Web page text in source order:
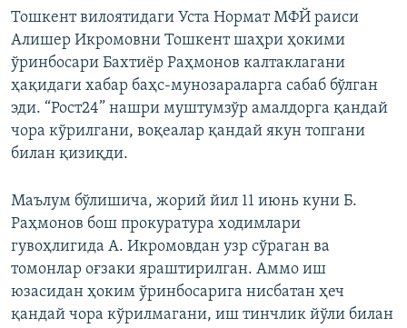
Тошкент вилоятидаги Уста Нормат МФЙ раиси
Алишер Икромовни Тошкент шаҳри ҳокими
ўринбосари Бахтиёр Раҳмонов калтаклагани
ҳақидаги хабар баҳс-мунозараларга сабаб бўлган
эди. “Рост24” нашри муштумзўр амалдорга қандай
чора кўрилгани, воқеалар қандай якун топгани
билан қизиқди.
Маълум бўлишича, жорий йил 11 июнь куни Б.
Раҳмонов бош прокуратура ходимлари
гувоҳлигида А. Икромовдан узр сўраган ва
томонлар оғзаки яраштирилган. Аммо иш
юзасидан ҳоким ўринбосарига нисбатан ҳеч
қандай чора кўрилмагани, иш тинчлик йўли билан